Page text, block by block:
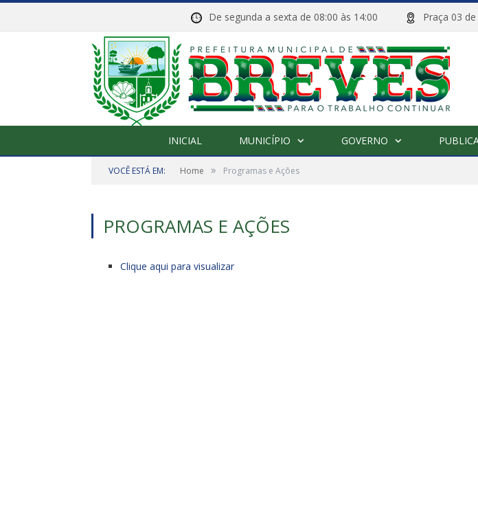
De segunda a sexta de 08:00 às 14:00 Praça 03
INICIAL MUNICÍPIO GOVERNO
VOCÊ ESTÁ EM: Home » Programas e Ações
PROGRAMAS E AÇÕES
Clique aqui para visualizar